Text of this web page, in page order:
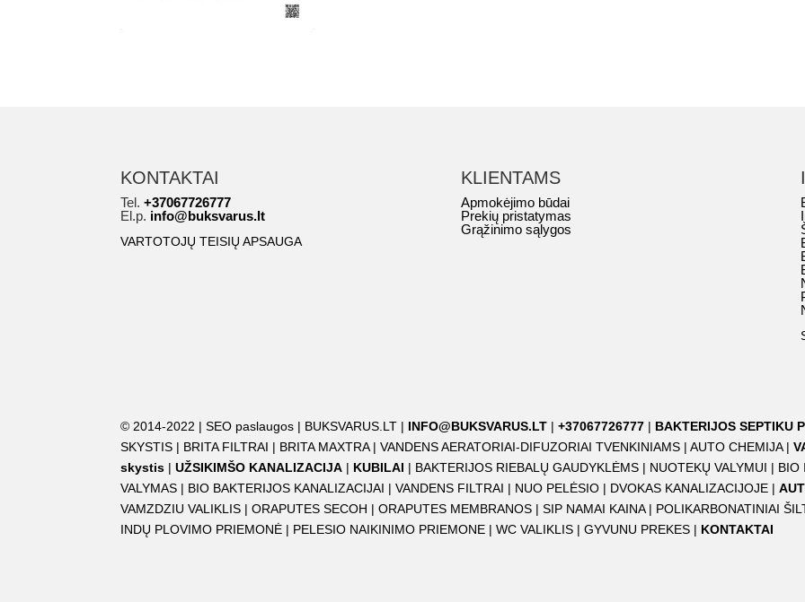
KONTAKTAI
Tel.+37067726777
El.p. info@buksvarus.lt
VARTOTOJŲ TEISIŲ APSAUGA
KLIENTAMS
Apmokėjimo būdai
Prekių pristatymas
Grąžinimo sąlygos
© 2014-2022 |SEO paslaugos | BUKSVARUS.LT | INFO@BUKSVARUS.LT |+37067726777 | BAKTERIJOS SEPTIKU
SKYSTIS | BRITA FILTRAI | BRITA MAXTRA|VANDENS AERATORIAI-DIFUZORIAI TVENKINIAMS |AUTO CHEMIJA |
skystis |UŽSIKIMŠO KANALIZACIJA | KUBILAI | BAKTERIJOS RIEBALŲ GAUDYKLĖMS | NUOTEKŲ VALYMUI | BIO
VALYMAS | BIO BAKTERIJOS KANALIZACIJAI |VANDENS FILTRAI | NUO PELĖSIO | DVOKAS KANALIZACIJOJE |
VAMZDZIU VALIKLIS |ORAPUTES SECOH |ORAPUTES MEMBRANOS |SIP NAMAI KAINA | POLIKARBONATINIAI
INDŲ PLOVIMO PRIEMONĖ | PELESIO NAIKINIMO PRIEMONE |WC VALIKLIS |GYVUNU PREKES | KONTAKTAI